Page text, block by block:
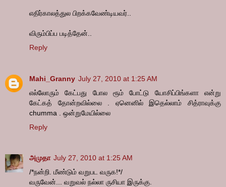
எதிர்காலத்துல பிறக்கவேண்டியவர்..
விரும்பிப்ப படித்தேன்..
Reply
Mahi_Granny July 27, 2010 at 1:25 AM
எல்லோரும் கேட்பது போல ரூம் போட்டு யோசிப்பிங்களா என்று
கேட்கத் தோன்றவில்லை . ஏனெனில் இதெல்லாம் சித்ராவுக்கு
chumma . ஒன்றுமேயில்லை
Reply
அமுதா July 27, 2010 at 1:25 AM
/*நன்றி. மீண்டும் வறுபட வருக!*/
வருவேன்... வறுவல் நல்லா ருசியா இருக்கு.